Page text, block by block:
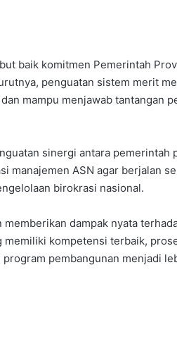
baik komitmen Pemerintah
penguatan sistem merit
mampu menjawab tantangan
sinergi antara pemerintah
manajemen ASN agar berjalan
birokrasi nasional.
dampak nyata
kompetensi terbaik,
pembangunan menjadi